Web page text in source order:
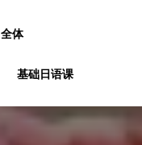
全体
基础日语课